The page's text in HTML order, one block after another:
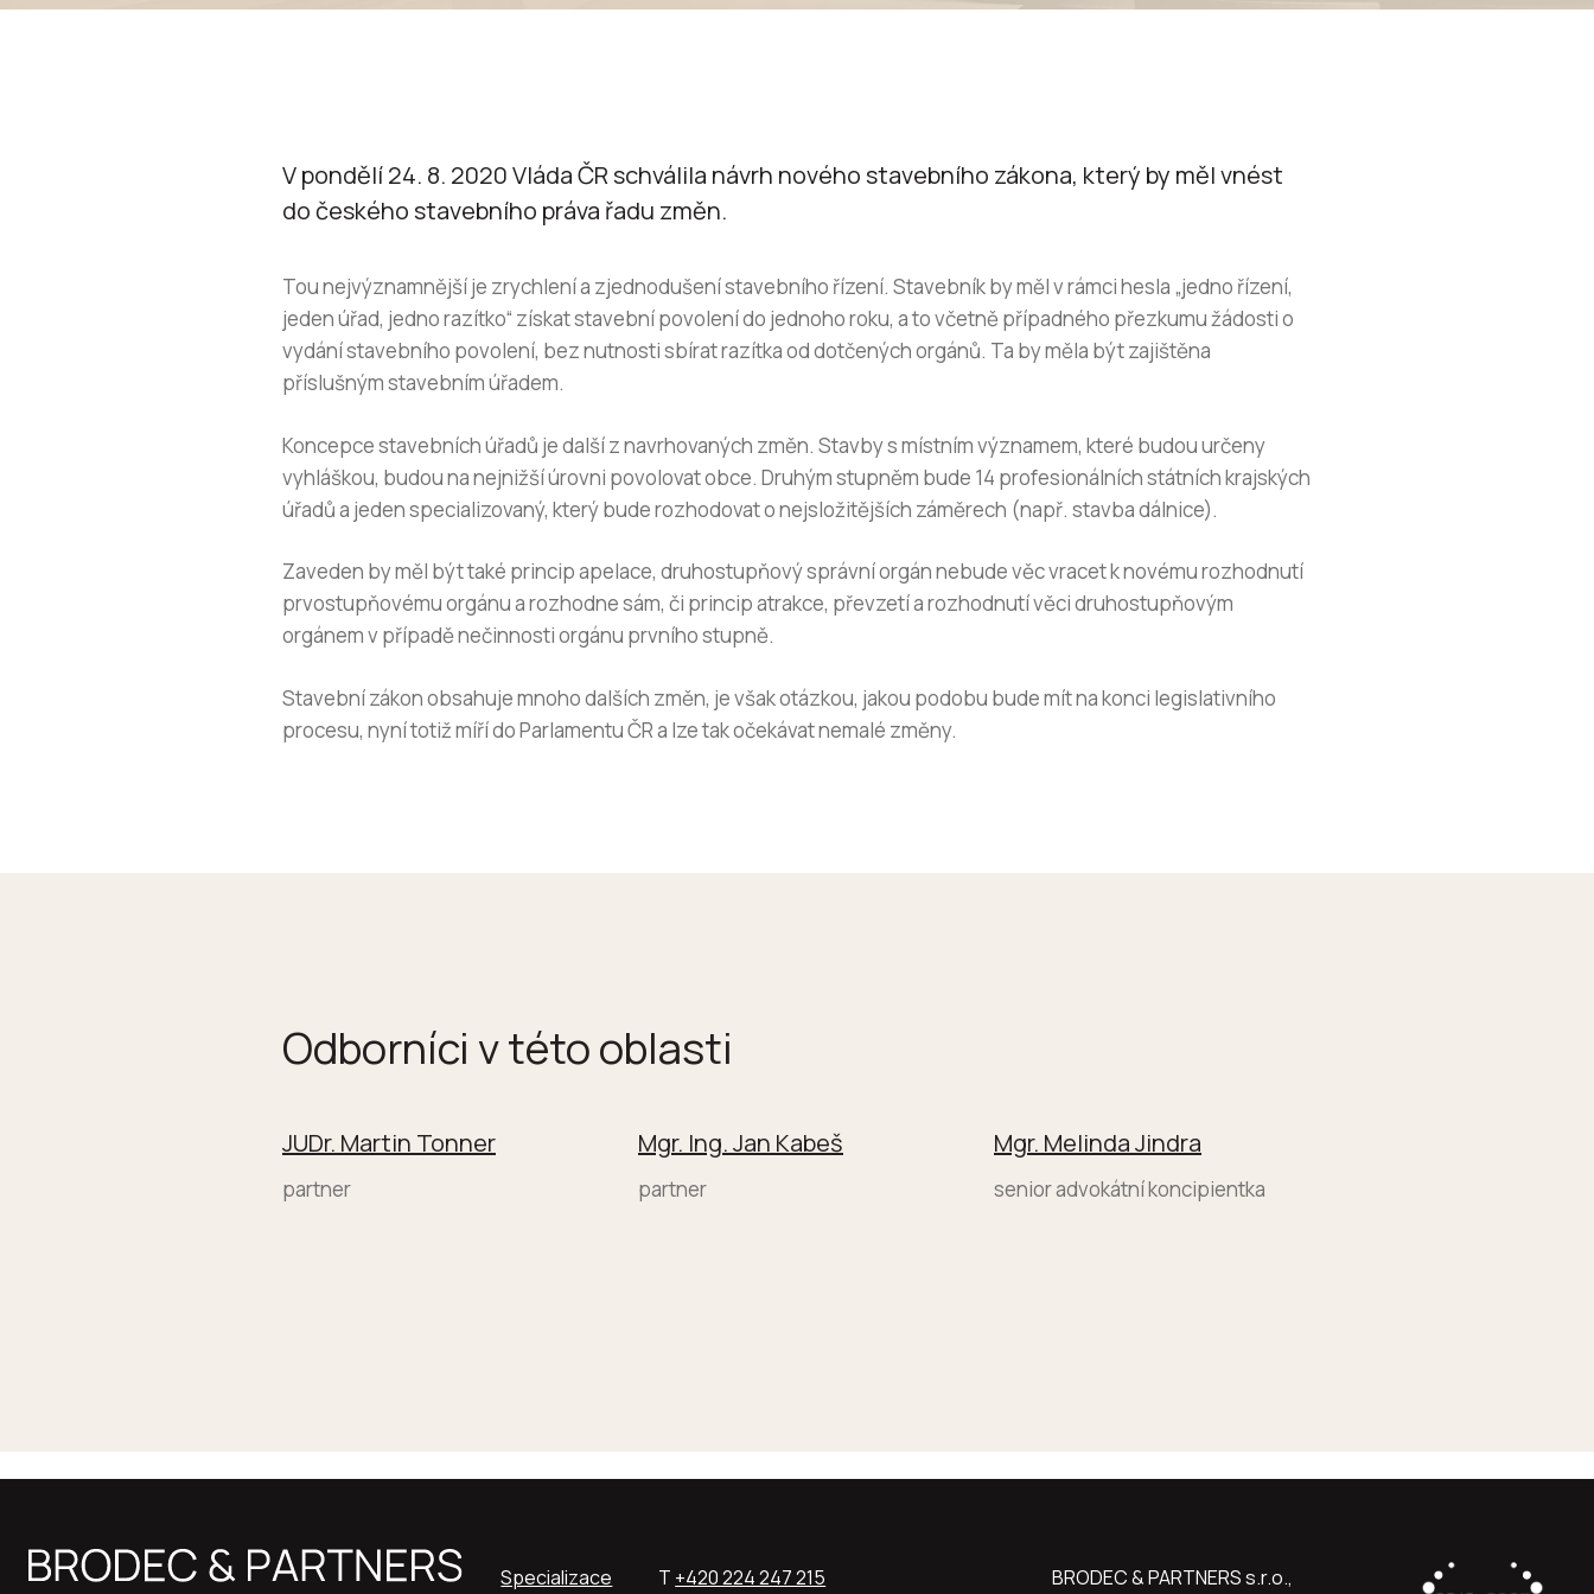
V pondělí 24. 8. 2020 Vláda ČR schválila návrh nového stavebního zákona, který by měl vnést
do českého stavebního práva řadu změn.
Tou nejvýznamnější je zrychlení a zjednodušení stavebního řízení. Stavebník by měl v rámci hesla „jedno řízení,
jeden úřad, jedno razítko“ získat stavební povolení do jednoho roku, a to včetně případného přezkumu žádosti o
vydání stavebního povolení, bez nutnosti sbírat razítka od dotčených orgánů. Ta by měla být zajištěna
příslušným stavebním úřadem.
Koncepce stavebních úřadů je další z navrhovaných změn. Stavby s místním významem, které budou určeny
vyhláškou, budou na nejnižší úrovni povolovat obce. Druhým stupněm bude 14 profesionálních státních krajských
úřadů a jeden specializovaný, který bude rozhodovat o nejsložitějších záměrech (např. stavba dálnice).
Zaveden by měl být také princip apelace, druhostupňový správní orgán nebude věc vracet k novému rozhodnutí
prvostupňovému orgánu a rozhodne sám, či princip atrakce, převzetí a rozhodnutí věci druhostupňovým
orgánem v případě nečinnosti orgánu prvního stupně.
Stavební zákon obsahuje mnoho dalších změn, je však otázkou, jakou podobu bude mít na konci legislativního
procesu, nyní totiž míří do Parlamentu ČR a lze tak očekávat nemalé změny.
Odborníci v této oblasti
JUDr. Martin Tonner
partner
Mgr. Ing. Jan Kabeš
partner
Mgr. Melinda Jindra
senior advokátní koncipientka
Specializace T +420 224 247 215 BRODEC & PARTNERS s.r.o.,